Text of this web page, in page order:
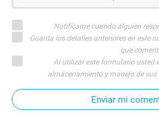
Notifícame cuando alguien
Guarda los detalles anteriores en este
que
Al utilizar este formulario usted
almacenamiento y manejo de
Enviar mi